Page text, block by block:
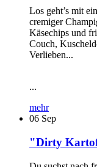
Los geht’s mit
cremiger
Käsechips und
Couch,
Verlieben...
...
mehr
06 Sep
"Dirty